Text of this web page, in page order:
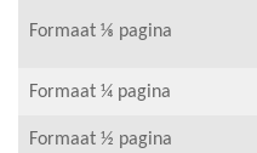
Formaat ⅛ pagina
Formaat ¼ pagina
Formaat ½ pagina